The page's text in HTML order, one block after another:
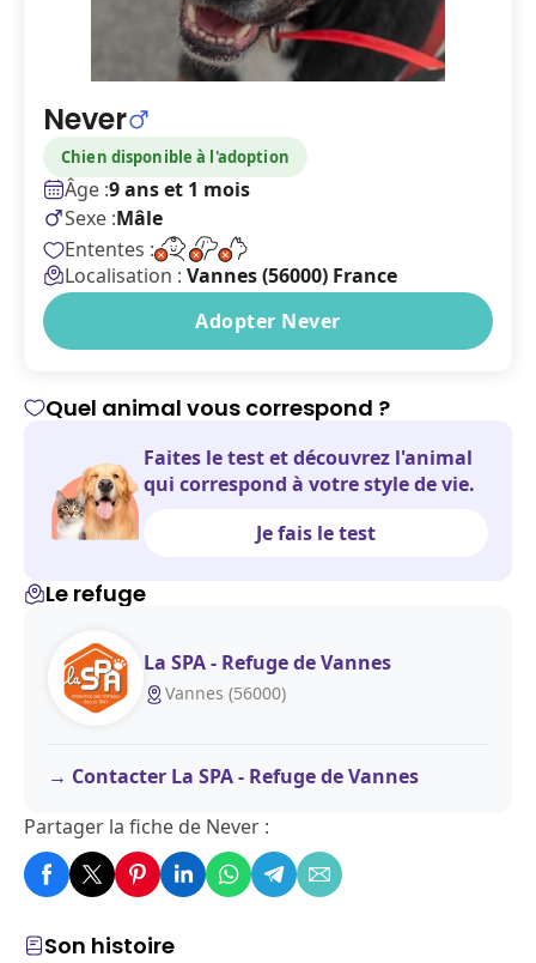
Never
Chien disponible à l'adoption
Âge :9 ans et 1 mois
Sexe :Mâle
Ententes :
Localisation : Vannes (56000) France
Adopter Never
Son histoire
Quel animal vous correspond ?
Faites le test et découvrez l'animal
qui correspond à votre style de vie.
Je fais le test
Le refuge
La SPA - Refuge de Vannes
Vannes (56000)
Contacter La SPA - Refuge de Vannes
Partager la fiche de Never :